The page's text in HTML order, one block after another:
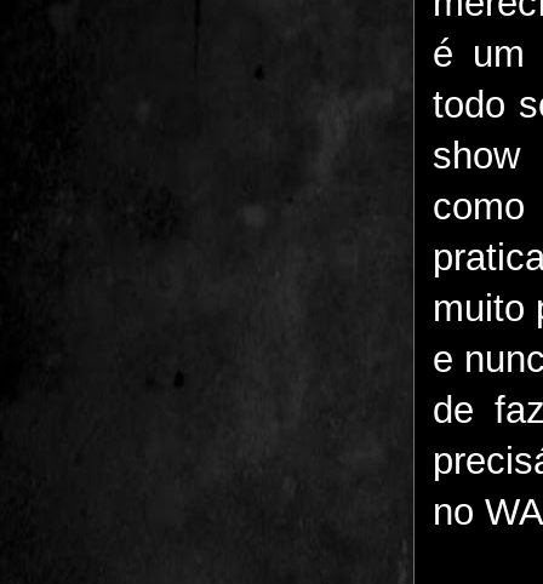
é um
todo
show
muito
e
de
no